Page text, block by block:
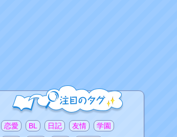
注目のタグ
恋愛 BL 日記 友情
学園